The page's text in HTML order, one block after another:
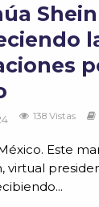
138 Vistas
Este
virtual